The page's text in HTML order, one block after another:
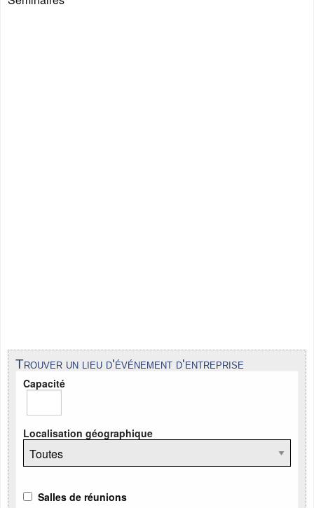
Trouver un lieu d'événement d'entreprise
Capacité
Localisation géographique
Salles de réunions